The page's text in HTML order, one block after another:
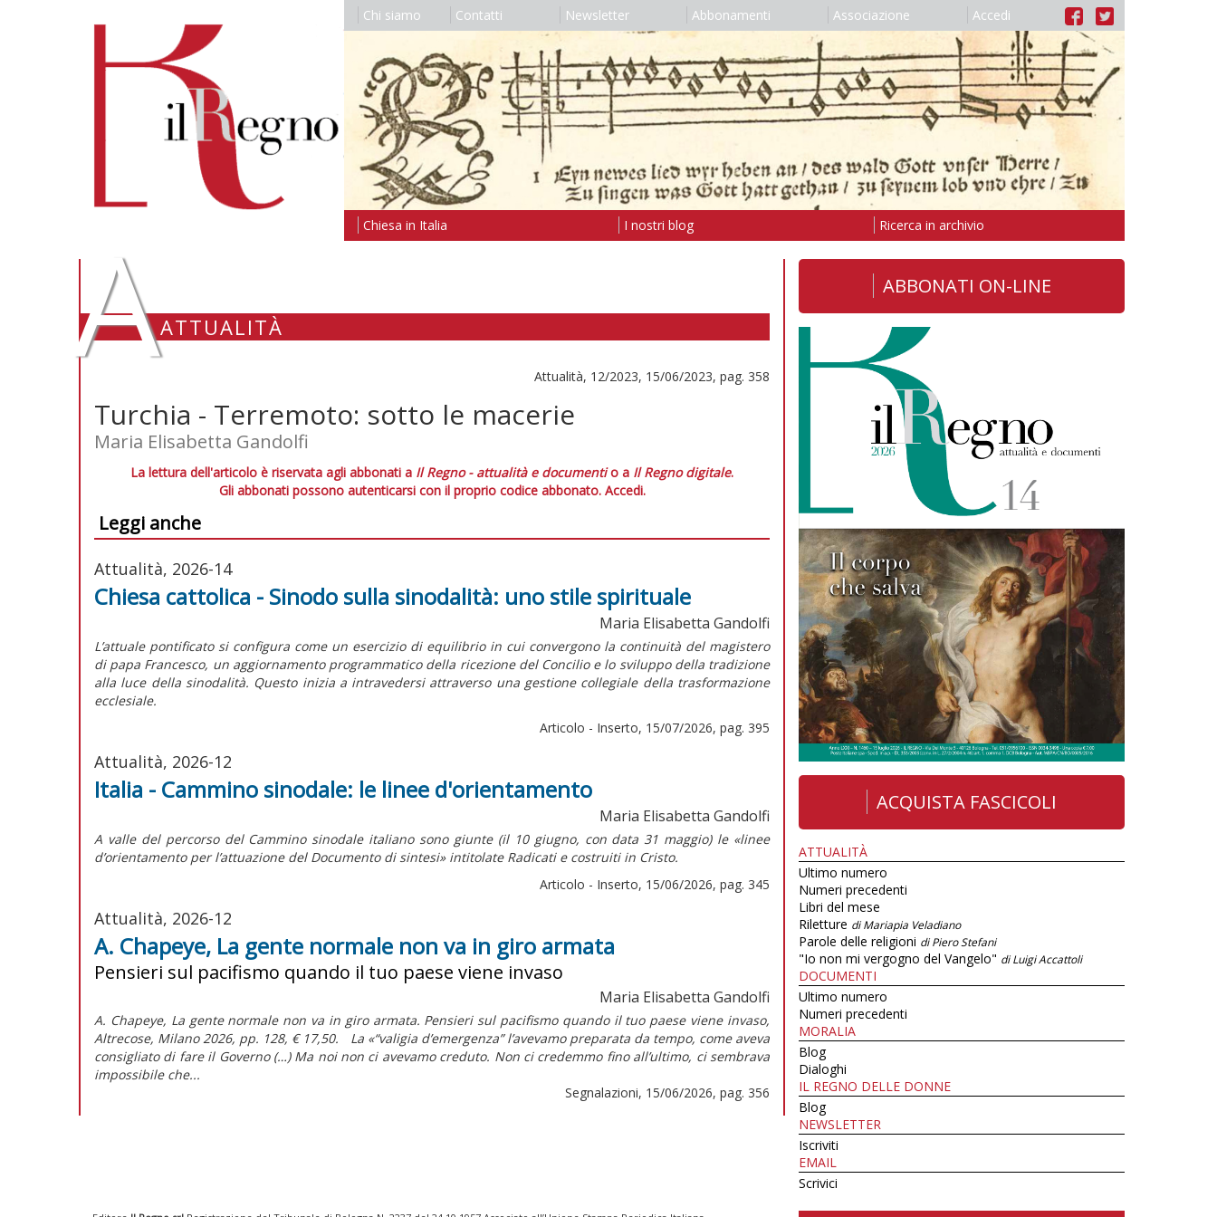
Chi siamo Contatti Newsletter Abbonamenti Associazione Accedi
Chiesa in Italia I nostri blog Ricerca in archivio
AATTUALITÀ
Attualità, 12/2023, 15/06/2023, pag. 358
Turchia - Terremoto: sotto le macerie
Maria Elisabetta Gandolfi
La lettura dell'articolo è riservata agli abbonati a Il Regno - attualità e documentio a Il Regno digitale.
Gli abbonati possono autenticarsi con il proprio codice abbonato. Accedi.
Leggi anche
Attualità, 2026-14
Chiesa cattolica - Sinodo sulla sinodalità: uno stile spirituale
Maria Elisabetta Gandolfi
L’attuale pontificato si configura come un esercizio di equilibrio in cui convergono la continuità del magistero
di papa Francesco, un aggiornamento programmatico della ricezione del Concilio e lo sviluppo della tradizione
alla luce della sinodalità. Questo inizia a intravedersi attraverso una gestione collegiale della trasformazione
ecclesiale.
Articolo - Inserto, 15/07/2026, pag. 395
Attualità, 2026-12
Italia - Cammino sinodale: le linee d'orientamento
Maria Elisabetta Gandolfi
A valle del percorso del Cammino sinodale italiano sono giunte (il 10 giugno, con data 31 maggio) le «linee
d’orientamento per l’attuazione del Documento di sintesi»intitolate Radicati e costruiti in Cristo.
Articolo - Inserto, 15/06/2026, pag. 345
Attualità, 2026-12
A. Chapeye, La gente normale non va in giro armata
Pensieri sul pacifismo quando il tuo paese viene invaso
Maria Elisabetta Gandolfi
A. Chapeye, La gente normale non va in giro armata. Pensieri sul pacifismo quando il tuo paese viene invaso,
Altrecose, Milano 2026, pp. 128, € 17,50. La «“valigia d’emergenza” l’avevamo preparata da tempo, come aveva
consigliato di fare il Governo (…) Ma noi non ci avevamo creduto. Non ci credemmo fino all’ultimo, ci sembrava
impossibile che...
Segnalazioni, 15/06/2026, pag. 356
ABBONATI ON-LINE
ACQUISTA FASCICOLI
ATTUALITÀ
Ultimo numero
Numeri precedenti
Libri del mese
Riletture di Mariapia Veladiano
Parole delle religioni di Piero Stefani
"Io non mi vergogno del Vangelo" di Luigi Accattoli
DOCUMENTI
Ultimo numero
Numeri precedenti
MORALIA
Blog
Dialoghi
IL REGNO DELLE DONNE
Blog
NEWSLETTER
Iscriviti
EMAIL
Scrivici